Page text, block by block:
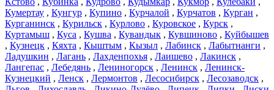
Кумертау , Кунгур , Купино , Курчалой , Курчатов , Курган ,
Курганинск , Курильск , Курлово , Куровское , Курск ,
Куртамыш , Куса , Кушва , Кувандык , Кувшиново , Куйбышев
, Кузнецк , Кяхта , Кыштым , Кызыл , Лабинск , Лабытнанги ,
Ладушкин , Лагань , Лахденпохья , Лаишево , Лакинск ,
Лангепас , Лебедянь , Лениногорск , Ленинск , Ленинск-
Кузнецкий , Ленск , Лермонтов , Лесосибирск , Лесозаводск ,